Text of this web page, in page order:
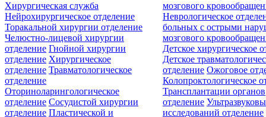
мозгового
Неврологическое
больных с острыми
мозгового
Хирургическая служба
Нейрохирургическое отделение
Торакальной хирургии отделение
Челюстно-лицевой хирургии
отделение Гнойной хирургии
отделение Хирургическое
отделение Травматологическое
отделение
Оториноларингологическое
отделение Сосудистой хирургии
отделение Пластической и
Детское хирургическое
Детское
отделение Ожоговое
Колопроктологическое
Трансплантации органов
отделение
исследований отделение